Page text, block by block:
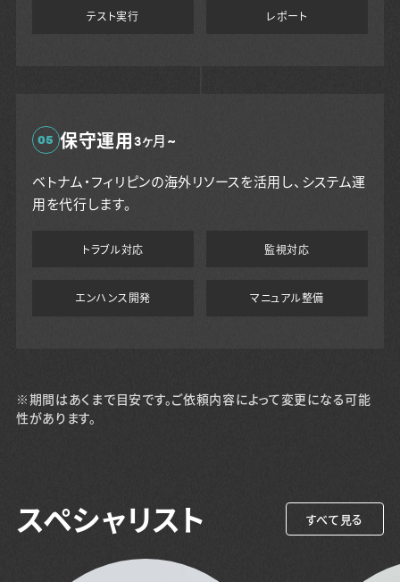
テスト実行 レポート
05 保守運用3ヶ月~
ベトナム・フィリピンの海外リソースを活用し、システム運
用を代行します。
トラブル対応 監視対応
エンハンス開発 マニュアル整備
※期間はあくまで目安です。ご依頼内容によって変更になる可能
性があります。
スペシャリスト すべて見る